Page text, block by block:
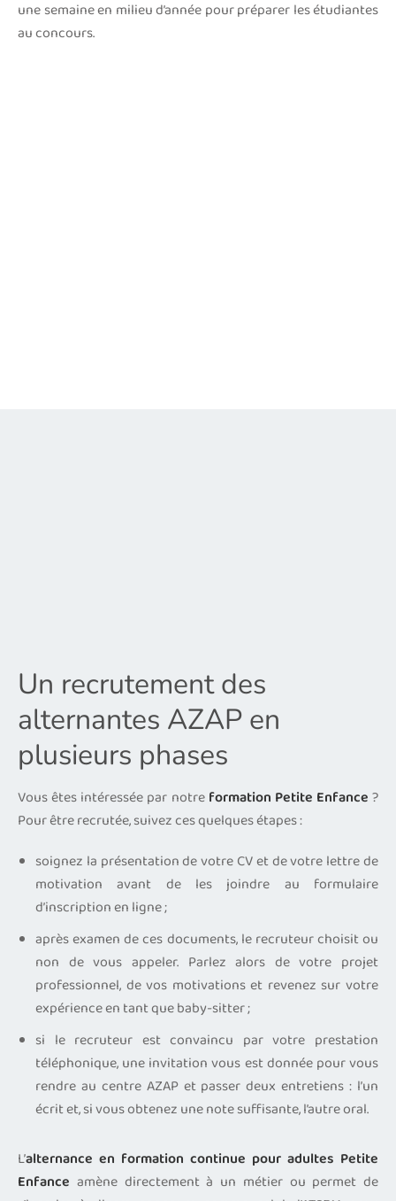
une semaine en milieu d’année pour préparer les étudiantes
au concours.
Un recrutement des
alternantes AZAP en
plusieurs phases
Vous êtes intéressée par notre formation Petite Enfance ?
Pour être recrutée, suivez ces quelques étapes :
soignez la présentation de votre CV et de votre lettre de
motivation avant de les joindre au formulaire
d’inscription en ligne ;
après examen de ces documents, le recruteur choisit ou
non de vous appeler. Parlez alors de votre projet
professionnel, de vos motivations et revenez sur votre
expérience en tant que baby-sitter ;
si le recruteur est convaincu par votre prestation
téléphonique, une invitation vous est donnée pour vous
rendre au centre AZAP et passer deux entretiens : l’un
écrit et, si vous obtenez une note suffisante, l’autre oral.
L’alternance en formation continue pour adultes Petite
Enfance amène directement à un métier ou permet de